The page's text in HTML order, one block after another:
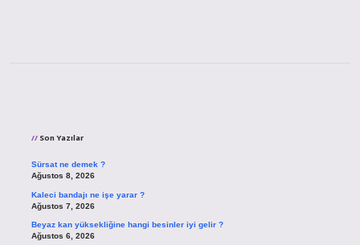
Son Yazılar
Sürsat ne demek ?
Ağustos 8, 2026
Kaleci bandajı ne işe yarar ?
Ağustos 7, 2026
Beyaz kan yüksekliğine hangi besinler iyi gelir ?
Ağustos 6, 2026